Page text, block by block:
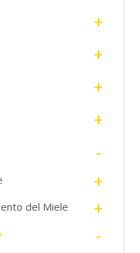
+
+
+
+
-
+
del Miele +
-